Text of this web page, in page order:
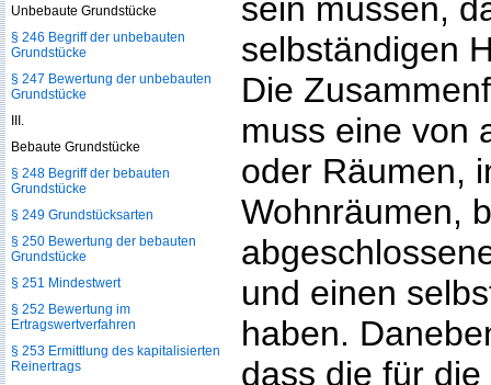
sein müssen,
selbständigen
Die
muss eine von
oder Räumen,
Wohnräumen,
und einen
haben.
dass die für
Unbebaute Grundstücke
§ 246 Begriff der unbebauten
Grundstücke
§ 247 Bewertung der unbebauten
Grundstücke
III.
Bebaute Grundstücke
§ 248 Begriff der bebauten
Grundstücke
§ 249 Grundstücksarten
§ 250 Bewertung der bebauten
Grundstücke
§ 251 Mindestwert
§ 252 Bewertung im
Ertragswertverfahren
§ 253 Ermittlung des kapitalisierten
Reinertrags